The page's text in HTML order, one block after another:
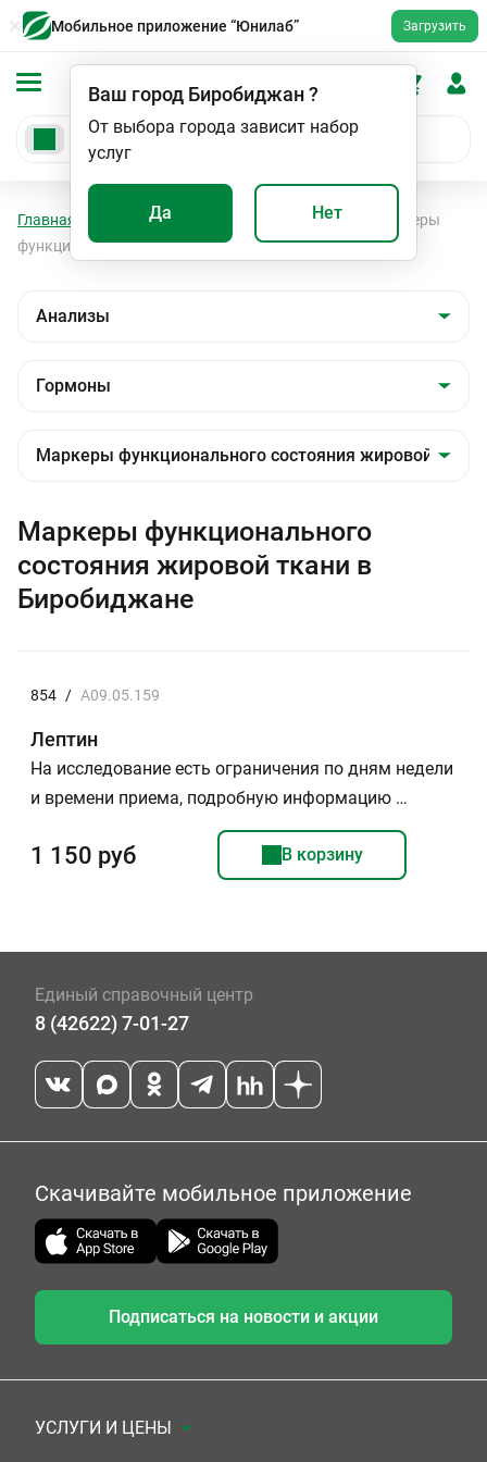
Мобильное приложение “Юнилаб” Загрузить
Ваш город Биробиджан?
От выбора города зависит набор
услуг
Да Нет
Главная Анализы Гормоны
Маркеры
функционального состояния жировой ткани
Маркеры функционального
состояния жировой ткани в
Биробиджане
854 / A09.05.159
Лептин
На исследование есть ограничения по дням недели
и времени приема, подробную информацию …
1 150 руб В корзину
Единый справочный центр
8 (42622) 7-01-27
Скачивайте мобильное приложение
Подписаться на новости и акции
УСЛУГИ И ЦЕНЫ